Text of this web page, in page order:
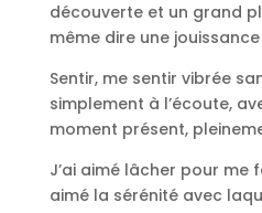
découverte et un grand
même dire une
Sentir, me sentir vibrée
simplement à l’écoute,
moment présent,
J’ai aimé lâcher pour me
aimé la sérénité avec